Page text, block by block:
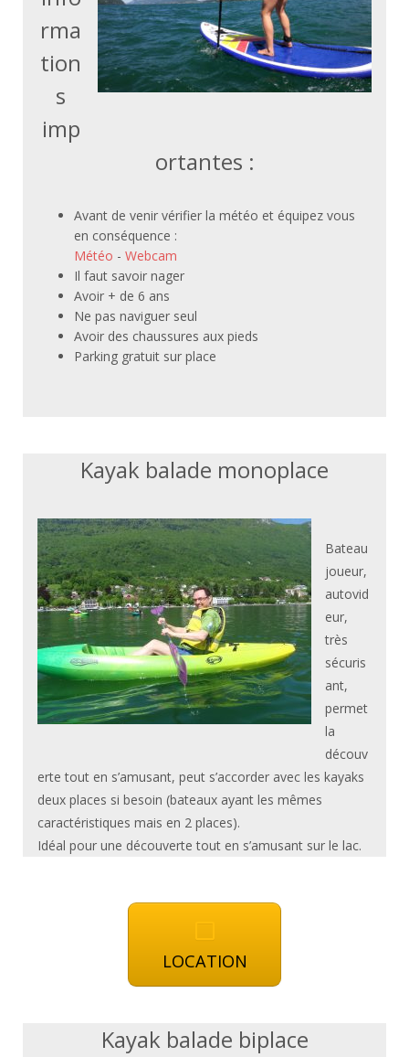
rma
tion
s
imp
ortantes :
Avant de venir vérifier la météo et équipez vous
en conséquence :
Météo - Webcam
Il faut savoir nager
Avoir + de 6 ans
Ne pas naviguer seul
Avoir des chaussures aux pieds
Parking gratuit sur place
Kayak balade monoplace
Bateau
joueur,
autovid
eur,
très
sécuris
ant,
permet
la
découv
erte tout en s’amusant, peut s’accorder avec les kayaks
deux places si besoin (bateaux ayant les mêmes
caractéristiques mais en 2 places).
Idéal pour une découverte tout en s’amusant sur le lac.
LOCATION
Kayak balade biplace